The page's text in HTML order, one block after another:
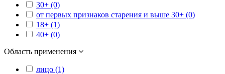
30+ (0)
от первых признаков старения и выше 30+ (0)
18+ (1)
40+ (0)
Область применения
лицо (1)